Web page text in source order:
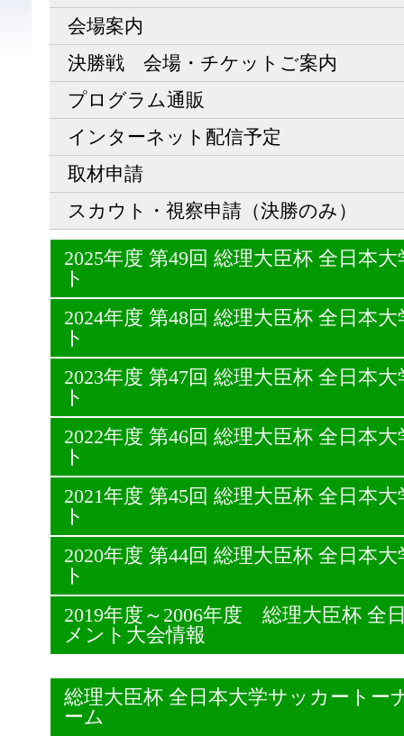
会場案内
決勝戦 会場・チケットご案内
プログラム通販
インターネット配信予定
取材申請
スカウト・視察申請（決勝のみ）
2025年度 第49回 総理大臣杯 全日本
ト
2024年度 第48回 総理大臣杯 全日本
ト
2023年度 第47回 総理大臣杯 全日本
ト
2022年度 第46回 総理大臣杯 全日本
ト
2021年度 第45回 総理大臣杯 全日本
ト
2020年度 第44回 総理大臣杯 全日本
ト
2019年度～2006年度 総理大臣杯 全
メント大会情報
総理大臣杯 全日本大学サッカート
ーム